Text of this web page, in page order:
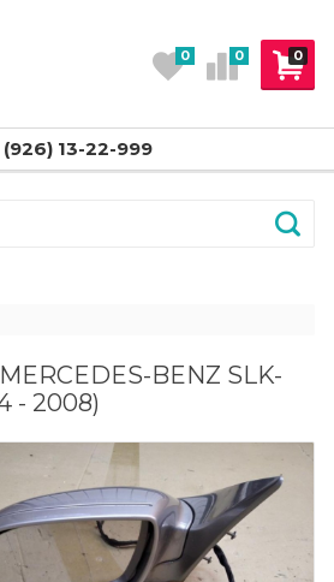
0
0 0
(926) 13-22-999
BENZ SLK-
- 2008)